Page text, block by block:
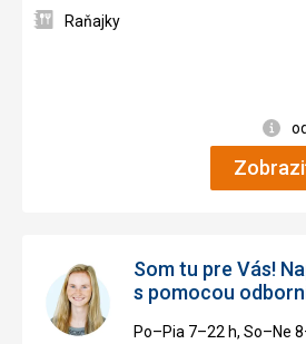
Raňajky
Som tu pre Vás!
s pomocou
Po–Pia 7–⁠⁠⁠⁠⁠⁠22 h, So–Ne